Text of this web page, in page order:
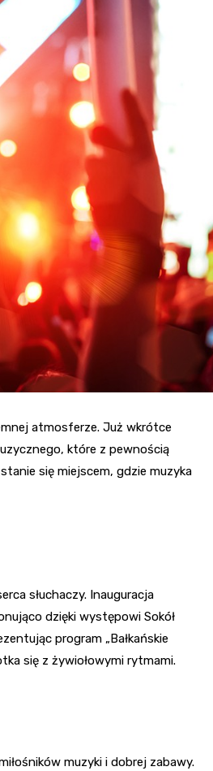
Kosmetyczka
atmosferze. Już wkrótce
które z pewnością
się miejscem, gdzie muzyka
słuchaczy. Inauguracja
dzięki występowi Sokół
program „Bałkańskie
się z żywiołowymi rytmami.
muzyki i dobrej zabawy.